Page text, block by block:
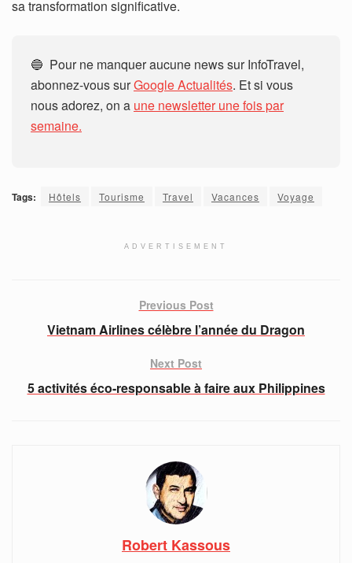
sa transformation significative.
🔵 Pour ne manquer aucune news sur InfoTravel,
abonnez-vous surGoogle Actualités. Et si vous
nous adorez, on a une newsletter une fois par
semaine.
Tags: Hôtels Tourisme Travel Vacances Voyage
ADVERTISEMENT
Previous Post
Vietnam Airlines célèbre l’année du Dragon
Next Post
5 activités éco-responsable à faire aux Philippines
Robert Kassous